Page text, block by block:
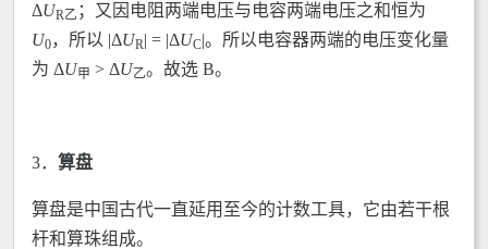
ΔUR乙 ；又因电阻两端电压与电容两端电压之和恒为
U0，所以 |ΔUR| = |ΔUC|。所以电容器两端的电压变化量
为 ΔU甲 > ΔU乙。故选 B。
3． 算盘
算盘是中国古代一直延用至今的计数工具，它由若干根
杆和算珠组成。